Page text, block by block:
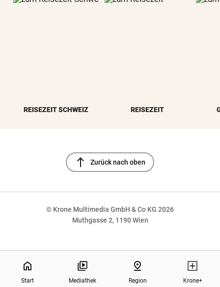
REISEZEIT SCHWEIZ REISEZEIT
north Zurück nach oben
© Krone Multimedia GmbH & Co KG 2026
Muthgasse 2, 1190 Wien
home
Start Mediathek
pin_drop
Region Krone+
NaN%